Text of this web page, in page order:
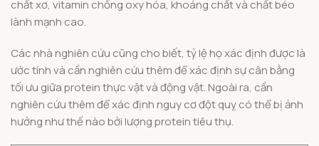
chất xơ, vitamin chống oxy hóa, khoáng chất và chất béo
lành mạnh cao.
Các nhà nghiên cứu cũng cho biết, tỷ lệ họ xác định được là
ước tính và cần nghiên cứu thêm để xác định sự cân bằng
tối ưu giữa protein thực vật và động vật. Ngoài ra, cần
nghiên cứu thêm để xác định nguy cơ đột quỵ có thể bị ảnh
hưởng như thế nào bởi lượng protein tiêu thụ.